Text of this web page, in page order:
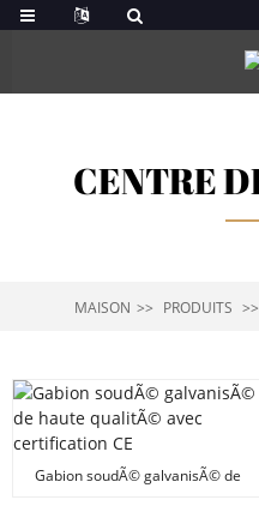
CENTRE
MAISON PRODUITS
Gabion soudÃ© galvanisÃ© de